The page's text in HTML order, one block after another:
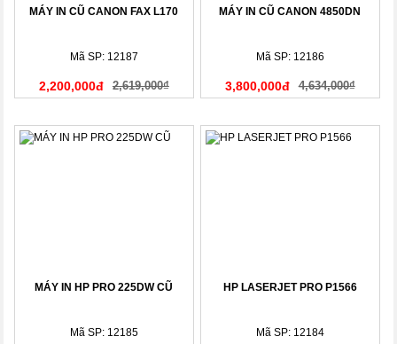
MÁY IN CŨ CANON FAX L170
Mã SP: 12187
2,200,000đ 2,619,000₫
MÁY IN CŨ CANON 4850DN
Mã SP: 12186
3,800,000đ 4,634,000₫
MÁY IN HP PRO 225DW CŨ
Mã SP: 12185
HP LASERJET PRO P1566
Mã SP: 12184